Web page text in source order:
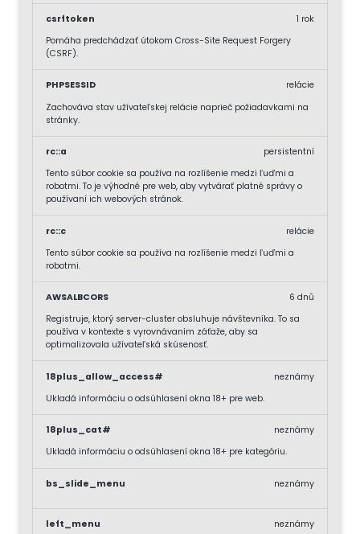
csrftoken
Pomáha predchádzať útokom Cross-Site Request Forgery
(CSRF).
1 rok
PHPSESSID
Zachováva stav užívateľskej relácie naprieč požiadavkami na
stránky.
relácie
rc::a
Tento súbor cookie sa používa na rozlíšenie medzi ľuďmi a
robotmi. To je výhodné pre web, aby vytvárať platné správy o
používaní ich webových stránok.
persistentní
rc::c
Tento súbor cookie sa používa na rozlíšenie medzi ľuďmi a
robotmi.
relácie
AWSALBCORS
Registruje, ktorý server-cluster obsluhuje návštevníka. To sa
používa v kontexte s vyrovnávaním záťaže, aby sa
optimalizovala užívateľská skúsenosť.
6 dnů
18plus_allow_access#
Ukladá informáciu o odsúhlasení okna 18+ pre web.
neznámy
18plus_cat#
Ukladá informáciu o odsúhlasení okna 18+ pre kategóriu.
neznámy
bs_slide_menu neznámy
left_menu
neznámy